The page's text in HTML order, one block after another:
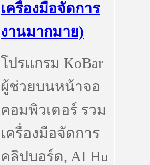
เครื่องมือจัดการ
งานมากมาย)
โปรแกรม KoBar
ผู้ช่วยบนหน้าจอ
คอมพิวเตอร์ รวม
เครื่องมือจัดการ
คลิปบอร์ด, AI Hu